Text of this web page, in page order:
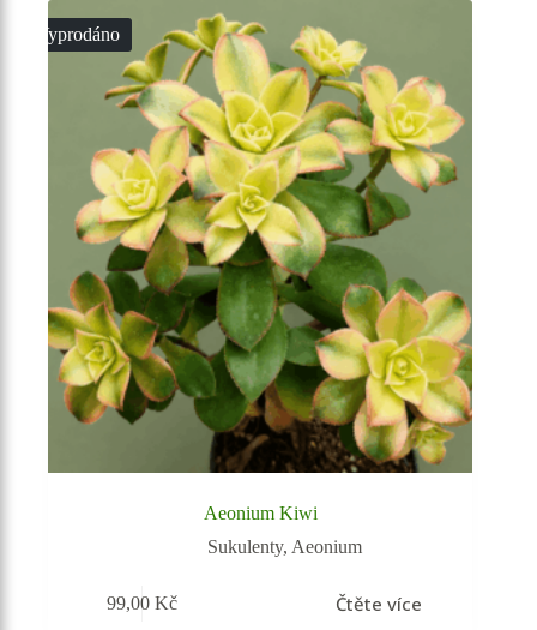
Vyprodáno
Aeonium Kiwi
Sukulenty, Aeonium
99,00Kč Čtěte více